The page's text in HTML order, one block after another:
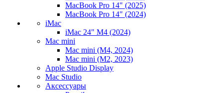
MacBook Pro 14" (2025)
MacBook Pro 14" (2024)
iMac
iMac 24" M4 (2024)
Mac mini
Mac mini (M4, 2024)
Mac mini (M2, 2023)
Apple Studio Display
Mac Studio
Аксессуары